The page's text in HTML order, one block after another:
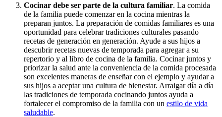
Cocinar debe ser parte de la cultura familiar. La comida
de la familia puede comenzar en la cocina mientras la
preparan juntos. La preparación de comidas familiares es una
oportunidad para celebrar tradiciones culturales pasando
recetas de generación en generación. Ayude a sus hijos a
descubrir recetas nuevas de temporada para agregar a su
repertorio y al libro de cocina de la familia. Cocinar juntos y
priorizar la salud ante la conveniencia de la comida procesada
son excelentes maneras de enseñar con el ejemplo y ayudar a
sus hijos a aceptar una cultura de bienestar. Arraigar día a día
las tradiciones de temporada cocinando juntos ayuda a
fortalecer el compromiso de la familia con un estilo de vida
saludable.